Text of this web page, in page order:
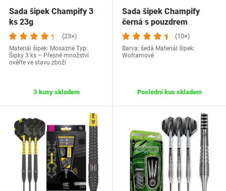
Sada šipek Champify 3
ks 23g
(23×)
Materiál šipek: Mosazné Typ:
Šipky 3 ks – Přesné množství
ověřte ve stavu zboží
3 kusy skladem
Sada šipek Champify
černá s pouzdrem
(10×)
Barva: šedá Materiál šipek:
Woframové
Poslední kus skladem